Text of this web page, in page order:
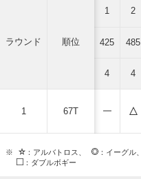
ラウンド 順位
1 67T
1 2
425 485
4 4
※ ：アルバトロス、 ：イーグル、
：ダブルボギー